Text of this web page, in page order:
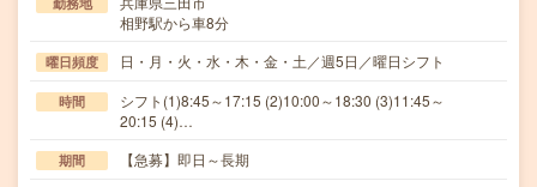
相野駅から車8分
曜日頻度 日・月・火・水・木・金・土／週5日／曜日シフト
時間
シフト(1)8:45～17:15 (2)10:00～18:30 (3)11:45～
20:15 (4)…
期間 【急募】即日～長期